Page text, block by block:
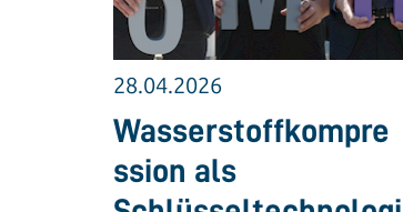
28.04.2026
Wasserstoffkompre
ssion als